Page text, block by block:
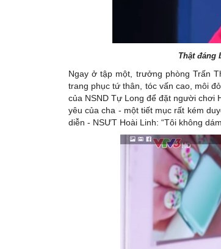
Thật đáng
Ngay ở tập một, trưởng phòng Trấn
trang phục tứ thân, tóc vấn cao, môi
của NSND Tự Long để đặt người chơi
yêu của cha - một tiết mục rất kém
diễn - NSƯT Hoài Linh: “Tôi không